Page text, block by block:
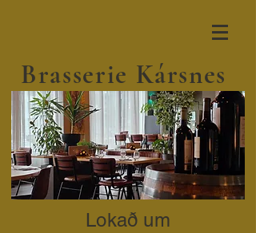
Brasserie Kársnes
Lokað um